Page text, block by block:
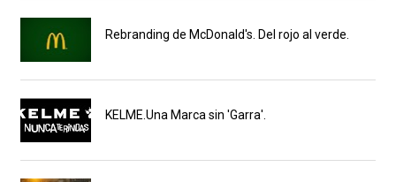
Rebranding de McDonald's. Del rojo al verde.
KELME.Una Marca sin 'Garra'.